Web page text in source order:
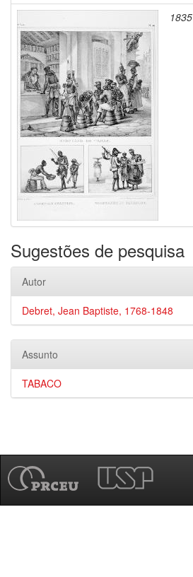
1835
Sugestões de pesquisa
Autor
Debret, Jean Baptiste, 1768-1848
Assunto
TABACO